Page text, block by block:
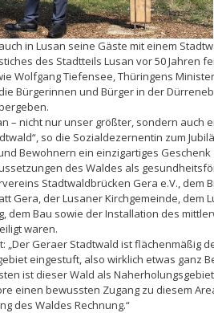
in Lusan seine Gäste mit einem
des Stadtteils Lusan vor 50 Jahren
Wolfgang Tiefensee, Thüringens
Bürgerinnen und Bürger in der
– nicht nur unser größter, sondern auch
so die Sozialdezernentin zum
Bewohnern ein einzigartiges
des Waldes als
Stadtwaldbrücken Gera e.V., dem
Gera, der Lusaner Kirchgemeinde, dem
dem Bau sowie der Installation des
waren.
Geraer Stadtwald ist flächenmäßig
eingestuft, also wirklich etwas ganz
ist dieser Wald als
einen bewussten Zugang zu diesem
des Waldes Rechnung.“